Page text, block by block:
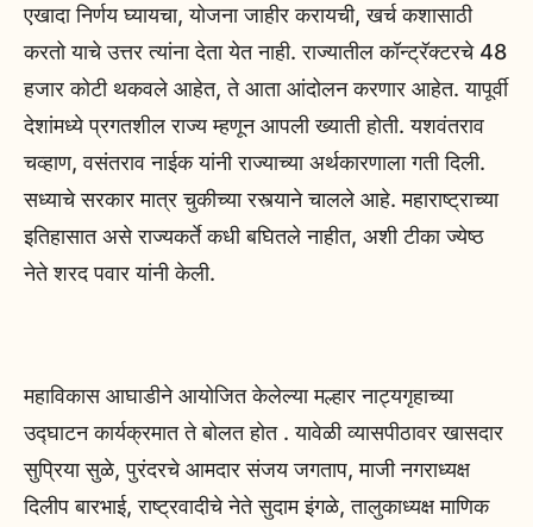
एखादा निर्णय घ्यायचा, योजना जाहीर करायची, खर्च कशासाठी
करतो याचे उत्तर त्यांना देता येत नाही. राज्यातील कॉन्ट्रॅक्टरचे 48
हजार कोटी थकवले आहेत, ते आता आंदोलन करणार आहेत. यापूर्वी
देशांमध्ये प्रगतशील राज्य म्हणून आपली ख्याती होती. यशवंतराव
चव्हाण, वसंतराव नाईक यांनी राज्याच्या अर्थकारणाला गती दिली.
सध्याचे सरकार मात्र चुकीच्या रस्त्याने चालले आहे. महाराष्ट्राच्या
इतिहासात असे राज्यकर्ते कधी बघितले नाहीत, अशी टीका ज्येष्ठ
नेते शरद पवार यांनी केली.
महाविकास आघाडीने आयोजित केलेल्या मल्हार नाट्यगृहाच्या
उद्घाटन कार्यक्रमात ते बोलत होत . यावेळी व्यासपीठावर खासदार
सुप्रिया सुळे, पुरंदरचे आमदार संजय जगताप, माजी नगराध्यक्ष
दिलीप बारभाई, राष्ट्रवादीचे नेते सुदाम इंगळे, तालुकाध्यक्ष माणिक